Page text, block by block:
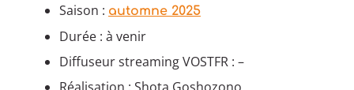
Saison : automne 2025
Durée : à venir
Diffuseur streaming VOSTFR : –